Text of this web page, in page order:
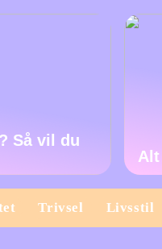
Så vil du
Trivsel Livsstil